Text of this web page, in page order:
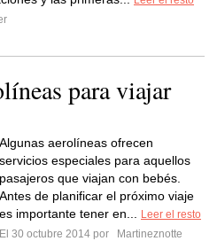
para viajar
Algunas aerolíneas ofrecen
servicios especiales para aquellos
pasajeros que viajan con bebés.
Antes de planificar el próximo viaje
es importante tener en...
Leer el resto
El 30 octubre 2014 por
Martineznotte